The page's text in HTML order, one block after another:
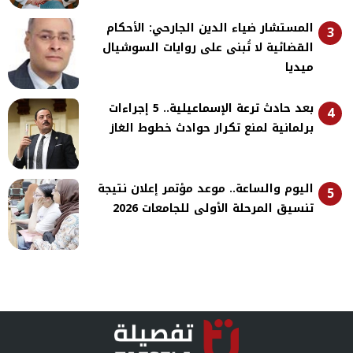
3
المستشار ضياء الدين الجارحي: الأحكام
القضائية لا تُبنى على روايات السوشيال
ميديا
4
بعد حادث ترعة الإسماعيلية.. 5 إجراءات
برلمانية لمنع تكرار حوادث خطوط الغاز
5
اليوم والساعة.. موعد مؤتمر إعلان نتيجة
تنسيق المرحلة الأولى للجامعات 2026